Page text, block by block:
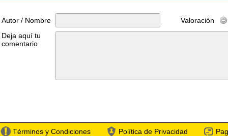
Autor / Nombre
Valoración
Deja aquí tu
comentario
Términos y Condiciones Política de Privacidad